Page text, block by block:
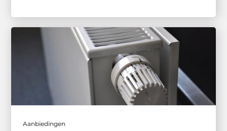
Aanbiedingen